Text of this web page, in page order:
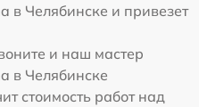
в Челябинске и привезет
и наш мастер
в Челябинске
стоимость работ над